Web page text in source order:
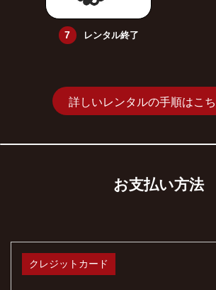
レンタル終了
詳しいレンタルの手順はこ
お支払い方法
クレジットカード